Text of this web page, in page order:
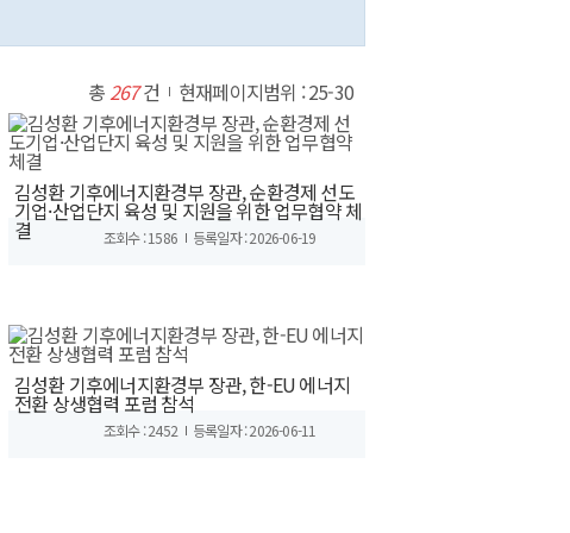
총267건 현재페이지범위 : 25-30
김성환 기후에너지환경부 장관, 순환경제 선도
기업·산업단지 육성 및 지원을 위한 업무협약 체
결 조회수 : 1586 등록일자 : 2026-06-19
김성환 기후에너지환경부 장관, 한-EU 에너지
전환 상생협력 포럼 참석
조회수 : 2452 등록일자 : 2026-06-11